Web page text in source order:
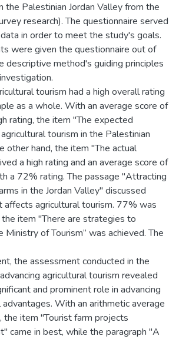
Palestinian Jordan Valley from the
research). The questionnaire served
in order to meet the study's goals.
were given the questionnaire out of
method's guiding principles
tourism had a high overall rating
as a whole. With an average score of
rating, the item "The expected
tourism in the Palestinian
other hand, the item "The actual
a high rating and an average score of
a 72% rating. The passage "Attracting
in the Jordan Valley" discussed
agricultural tourism. 77% was
item "There are strategies to
of Tourism” was achieved. The
the assessment conducted in the
agricultural tourism revealed
and prominent role in advancing
With an arithmetic average
item "Tourist farm projects
came in best, while the paragraph "A